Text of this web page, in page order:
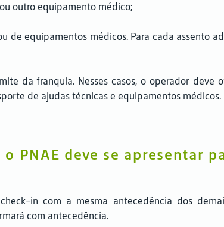
outro equipamento médico;
de equipamentos médicos. Para cada assento
da franquia. Nesses casos, o operador deve
de ajudas técnicas e equipamentos médicos.
PNAE deve se apresentar
in com a mesma antecedência dos
com antecedência.